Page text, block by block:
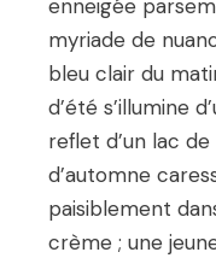
enneigée
myriade de
bleu clair du
d’été s’illumine
reflet d’un lac
d’automne
paisiblement
crème ; une